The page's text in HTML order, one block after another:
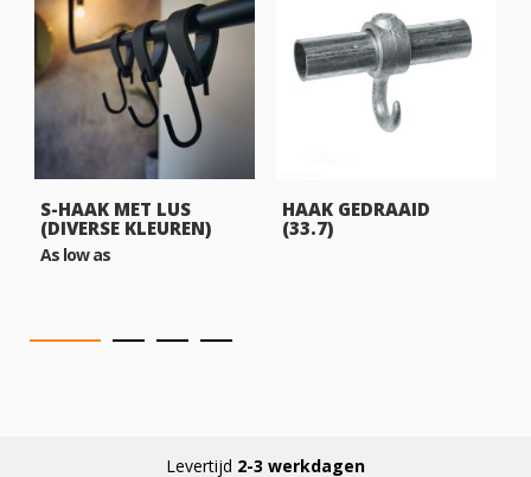
S-HAAK MET LUS
(DIVERSE KLEUREN)
As low as
HAAK GEDRAAID
(33.7)
Levertijd 2-3 werkdagen